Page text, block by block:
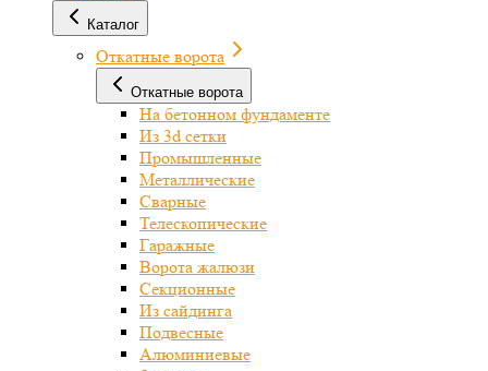
Каталог
Откатные ворота
Откатные ворота
На бетонном фундаменте
Из 3d сетки
Промышленные
Металлические
Сварные
Телескопические
Гаражные
Ворота жалюзи
Секционные
Из сайдинга
Подвесные
Алюминиевые